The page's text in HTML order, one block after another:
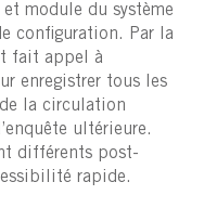
module du système
configuration. Par la
fait appel à
enregistrer tous les
la circulation
ultérieure.
différents post-
rapide.